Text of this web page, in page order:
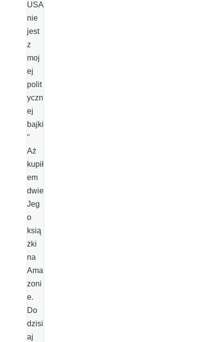
USA
nie
jest
z
moj
ej
polit
yczn
ej
bajki
"
Aż
kupił
em
dwie
Jeg
o
ksią
żki
na
Ama
zoni
e.
Do
dzisi
aj